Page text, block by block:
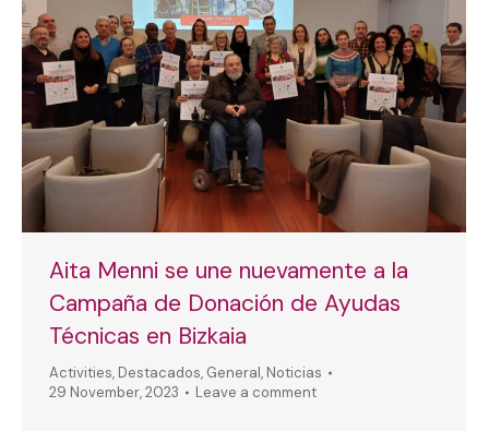
Aita Menni se une nuevamente a la
Campaña de Donación de Ayudas
Técnicas en Bizkaia
Activities, Destacados, General, Noticias
29 November, 2023
Leave a comment